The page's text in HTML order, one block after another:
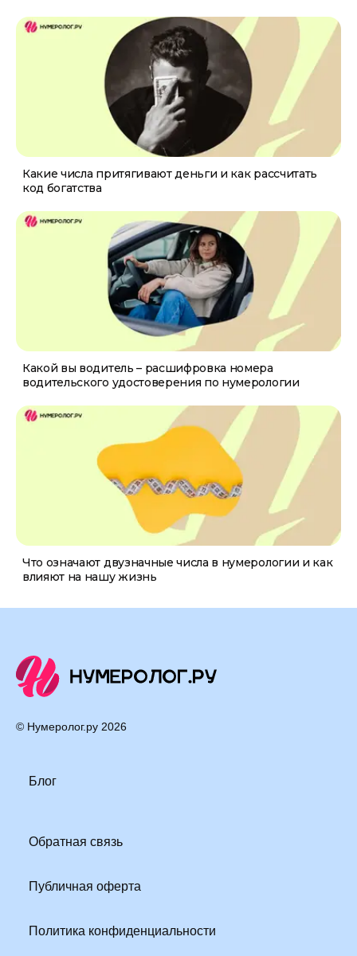
Какие числа притягивают деньги и как рассчитать
код богатства
Какой вы водитель – расшифровка номера
водительского удостоверения по нумерологии
Что означают двузначные числа в нумерологии и как
влияют на нашу жизнь
© Нумеролог.ру 2026
Блог
Обратная связь
Публичная оферта
Политика конфиденциальности